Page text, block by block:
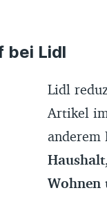
bei Lidl
Lidl
Artikel
anderem
Wohnen